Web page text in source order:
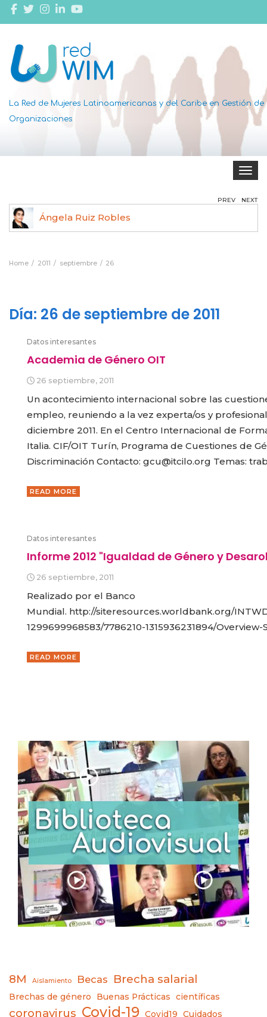
La Red de Mujeres Latinoamericanas y del Caribe en Gestión de
Organizaciones
Toggle
Ángela Ruiz Robles
PREV NEXT
Home 2011 septiembre 26
Día: 26 de septiembre de 2011
Datos interesantes
Academia de Género OIT
26 septiembre, 2011
Un acontecimiento internacional sobre las
empleo, reuniendo a la vez experta/os y
diciembre 2011. En el Centro Internacional de
Italia. CIF/OIT Turín, Programa de Cuestiones de
Discriminación Contacto: gcu@itcilo.org Temas:
READ MORE
Datos interesantes
Informe 2012 "Igualdad de Género y
26 septiembre, 2011
Realizado por el Banco
Mundial. http://siteresources.worldbank.org/
1299699968583/7786210-1315936231894/Overview-
READ MORE
8M Aislamiento Becas Brecha salarial
Brechas de género Buenas Prácticas científicas
coronavirus Covid-19 Covid19
Cuidados